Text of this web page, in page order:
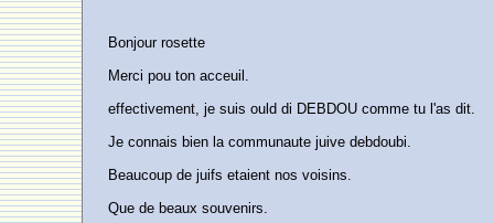
Bonjour rosette
Merci pou ton acceuil.
effectivement, je suis ould di DEBDOU comme tu l'as dit.
Je connais bien la communaute juive debdoubi.
Beaucoup de juifs etaient nos voisins.
Que de beaux souvenirs.